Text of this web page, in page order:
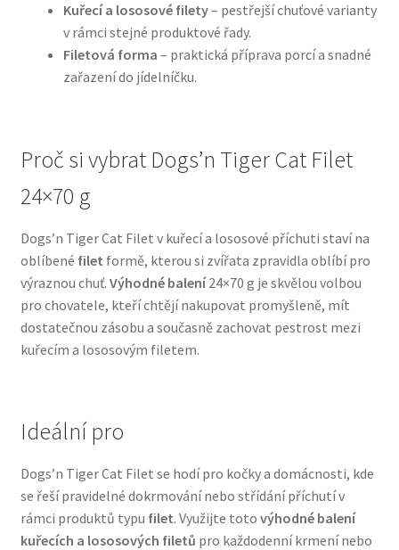
Hračky pro psy
Konzervy a kapsičky pro psy
Oblečky pro psy
Pamlsky pro psy
Pelíšky pro psy
Ortopedické pelíšky
Přepravky pro psy
Royal Canin pro psy
Veterinární dieta pro psy
Vodítka a obojky
Kuřecí a lososové filety– pestřejší chuťové varianty
v rámci stejné produktové řady.
Filetová forma – praktická příprava porcí a snadné
zařazení do jídelníčku.
Proč si vybrat Dogs’n Tiger Cat Filet
24×70 g
Dogs’n Tiger Cat Filet v kuřecí a lososové příchuti staví na
oblíbené filet formě, kterou si zvířata zpravidla oblíbí pro
výraznou chuť. Výhodné balení24×70 g je skvělou volbou
pro chovatele, kteří chtějí nakupovat promyšleně, mít
dostatečnou zásobu a současně zachovat pestrost mezi
kuřecím a lososovým filetem.
Ideální pro
Dogs’n Tiger Cat Filet se hodí pro kočky a domácnosti, kde
se řeší pravidelné dokrmování nebo střídání příchutí v
rámci produktů typu filet. Využijte toto výhodné balení
kuřecích a lososových filetů pro každodenní krmení nebo